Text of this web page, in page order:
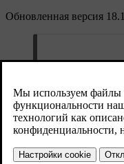
Обновленная версия